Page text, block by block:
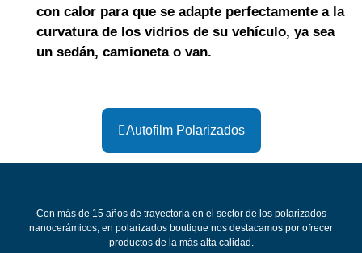
con calor para que se adapte perfectamente a la
curvatura de los vidrios de su vehículo, ya sea
un sedán, camioneta o van.
Autofilm Polarizados
Con más de 15 años de trayectoria en el sector de los polarizados
nanocerámicos, en polarizados boutique nos destacamos por ofrecer
productos de la más alta calidad.